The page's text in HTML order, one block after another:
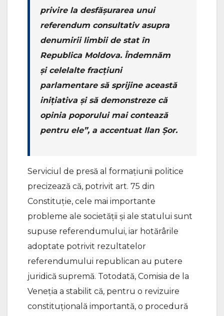
privire la desfășurarea unui
referendum consultativ asupra
denumirii limbii de stat în
Republica Moldova. Îndemnăm
și celelalte fracțiuni
parlamentare să sprijine această
inițiativa și să demonstreze că
opinia poporului mai contează
pentru ele”, a accentuat Ilan Șor.
Serviciul de presă al formațiunii politice
precizează că, potrivit art. 75 din
Constituție, cele mai importante
probleme ale societății și ale statului sunt
supuse referendumului, iar hotărârile
adoptate potrivit rezultatelor
referendumului republican au putere
juridică supremă. Totodată, Comisia de la
Veneția a stabilit că, pentru o revizuire
constituțională importantă, o procedură